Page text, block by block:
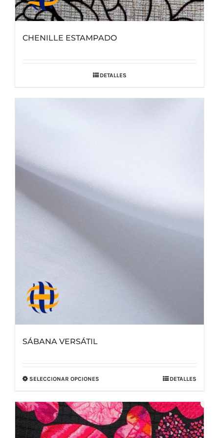
CHENILLE ESTAMPADO
DETALLES
SÁBANA VERSÁTIL
SELECCIONAR OPCIONES
tiene
múltiples
variantes.
DETALLES